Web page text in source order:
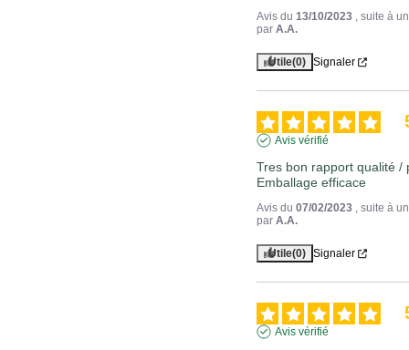
Avis du13/10/2023 , suite à
parA.A.
Utile(0) Signaler
Avis vérifié
Tres bon rapport qualité /
Emballage efficace
Avis du07/02/2023 , suite à
parA.A.
Utile(0) Signaler
Avis vérifié